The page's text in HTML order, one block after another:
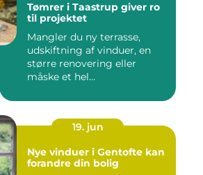
Tømrer i Taastrup giver ro
til projektet
Mangler du ny terrasse,
udskiftning af vinduer, en
større renovering eller
måske et hel...
19. jun
Nye vinduer i Gentofte kan
forandre din bolig